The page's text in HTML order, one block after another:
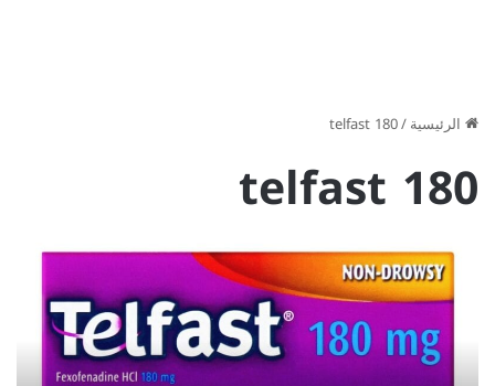
الرئيسية/
telfast 180
telfast 180